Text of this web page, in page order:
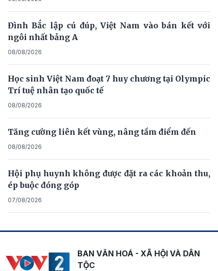
Đình Bắc lập cú đúp, Việt Nam vào bán kết với
ngôi nhất bảng A
08/08/2026
Học sinh Việt Nam đoạt 7 huy chương tại Olympic
Trí tuệ nhân tạo quốc tế
08/08/2026
Tăng cường liên kết vùng, nâng tầm điểm đến
08/08/2026
Hội phụ huynh không được đặt ra các khoản thu,
ép buộc đóng góp
07/08/2026
BAN VĂN HOÁ - XÃ HỘI VÀ DÂN
TỘC